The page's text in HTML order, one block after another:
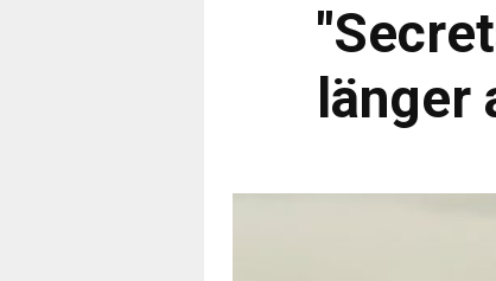
länger